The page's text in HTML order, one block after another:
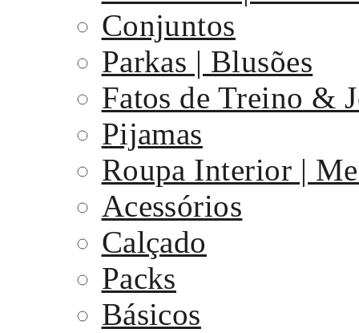
Conjuntos
Parkas | Blusões
Fatos de Treino &
Pijamas
Roupa Interior |
Acessórios
Calçado
Packs
Básicos